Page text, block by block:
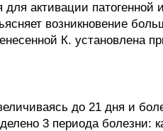
активации патогенной
возникновение
К. установлена
до 21 дня и
3 периода болезни: